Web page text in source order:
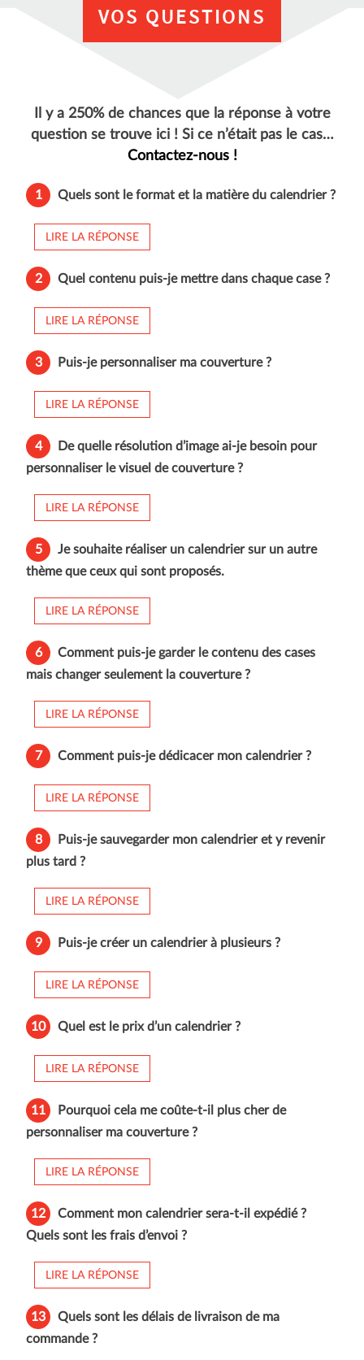
VOS QUESTIONS
Il y a 250% de chances que la réponse à votre
question se trouve ici ! Si ce n’était pas le cas…
Contactez-nous !
1 Quels sont le format et la matière du calendrier ?
LIRE LA RÉPONSE
2 Quel contenu puis-je mettre dans chaque case ?
LIRE LA RÉPONSE
3 Puis-je personnaliser ma couverture ?
LIRE LA RÉPONSE
4
De quelle résolution d’image ai-je besoin pour
personnaliser le visuel de couverture ?
LIRE LA RÉPONSE
5
Je souhaite réaliser un calendrier sur un autre
thème que ceux qui sont proposés.
LIRE LA RÉPONSE
6
Comment puis-je garder le contenu des cases
mais changer seulement la couverture ?
LIRE LA RÉPONSE
7 Comment puis-je dédicacer mon calendrier ?
LIRE LA RÉPONSE
8
Puis-je sauvegarder mon calendrier et y revenir
plus tard ?
LIRE LA RÉPONSE
9 Puis-je créer un calendrier à plusieurs ?
LIRE LA RÉPONSE
10 Quel est le prix d’un calendrier ?
LIRE LA RÉPONSE
11
Pourquoi cela me coûte-t-il plus cher de
personnaliser ma couverture ?
LIRE LA RÉPONSE
12
Comment mon calendrier sera-t-il expédié ?
Quels sont les frais d’envoi ?
LIRE LA RÉPONSE
13
Quels sont les délais de livraison de ma
commande ?